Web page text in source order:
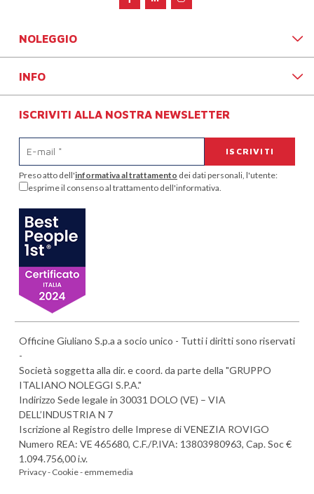
NOLEGGIO
INFO
ISCRIVITI ALLA NOSTRA NEWSLETTER
Preso atto dell'informativa al trattamento dei dati personali, l'utente:
esprime il consenso al trattamento dell'informativa.
Officine Giuliano S.p.a a socio unico - Tutti i diritti sono riservati
-
Società soggetta alla dir. e coord. da parte della "GRUPPO
ITALIANO NOLEGGI S.P.A."
Indirizzo Sede legale in 30031 DOLO (VE) – VIA
DELL’INDUSTRIA N 7
Iscrizione al Registro delle Imprese di VENEZIA ROVIGO
Numero REA: VE 465680, C.F./P.IVA: 13803980963, Cap. Soc €
1.094.756,00 i.v.
Privacy - Cookie - emmemedia